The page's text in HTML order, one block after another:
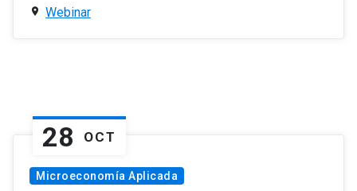
Webinar
28 OCT
Microeconomía Aplicada